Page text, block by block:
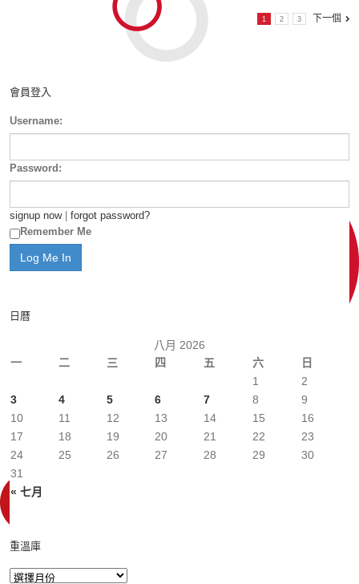
1 2 3 下一個
會員登入
Username:
Password:
signup now| forgot password?
Remember Me
日曆
八月 2026
一
二 三 四 五 六 日
« 七月
1
2
3
4 5 6 7 8
9
10
11 12 13 14 15
16
17
18 19 20 21 22
23
24
25 26 27 28 29
30
31
重溫庫